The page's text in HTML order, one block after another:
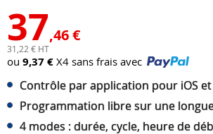
37,46 €
31,22 € HT
ou 9,37 € X4 sans frais avec
Contrôle par application pour iOS
Programmation libre sur une
4 modes : durée, cycle, heure de